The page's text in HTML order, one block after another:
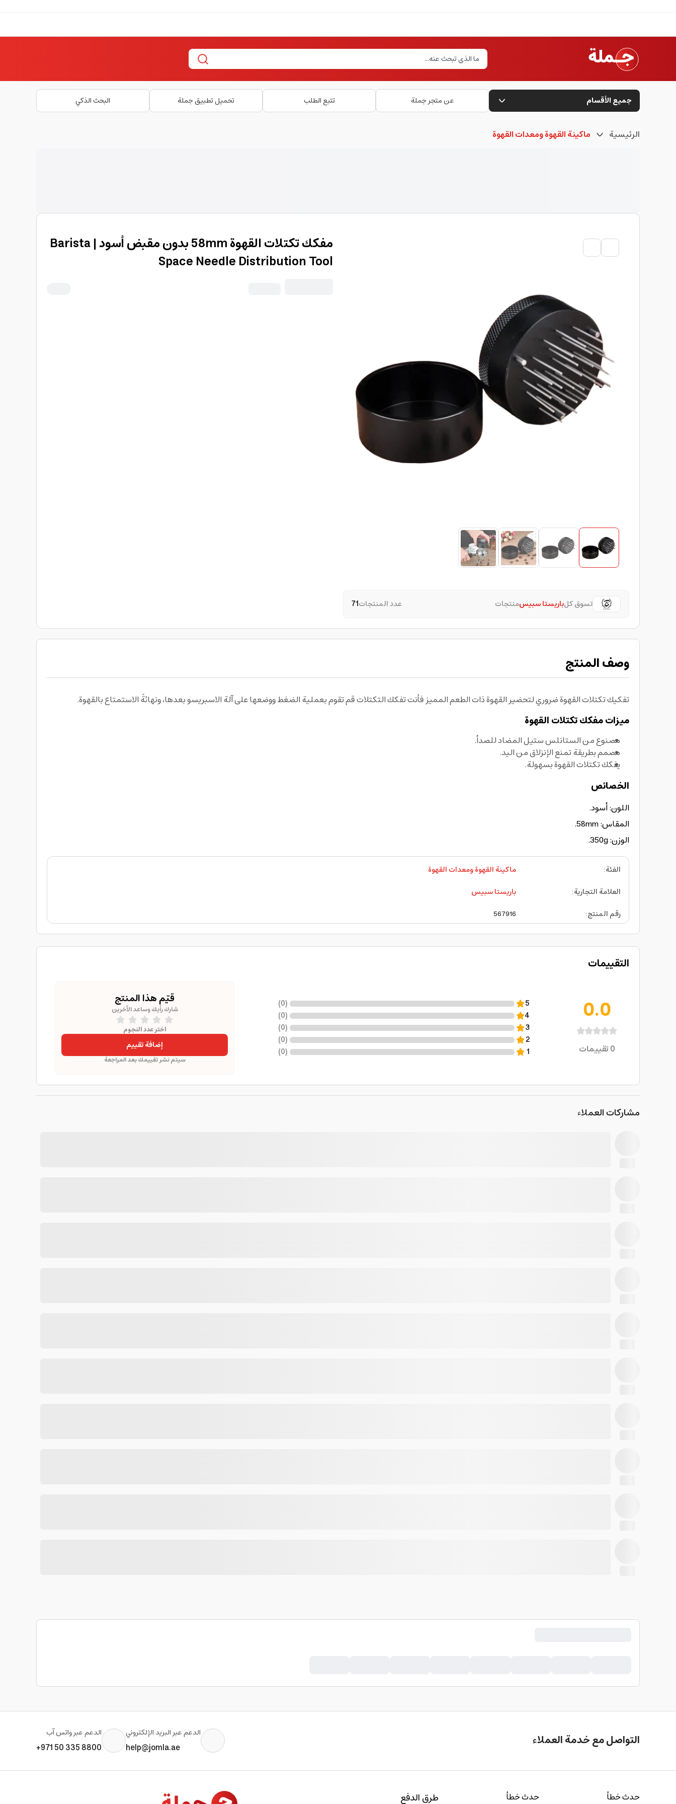
جميع الأقسام عن متجر جملة تتبع الطلب تحميل تطبيق جملة البحث الذكي
الرئيسية ماكينة القهوة ومعدات القهوة
تسوق كلباريستا سبيسمنتجات عدد المنتجات71
مفكك تكتلات القهوة 58mm بدون مقبض أسود | Barista
Space Needle Distribution Tool
وصف المنتج
تفكيك تكتلات القهوة ضروري لتحضير القهوة ذات الطعم المميز فأنت تفكك التكتلات قم تقوم بعملية الضغط ووضعها على آلة الاسبريسو بعدها، ونهائةً الاستمتاع بالقهوة.
ميزات مفكك تكتلات القهوة
مصنوع من الستانلس ستيل المضاد للصدأ.
مصمم بطريقة تمنع الإنزلاق من اليد.
يفكك تكتلات القهوة بسهولة.
الخصائص
اللون: أسود.
المقاس: 58mm.
الوزن: 350g.
الفئة:
ماكينة القهوة ومعدات القهوة
العلامة التجارية:
باريستا سبيس
رقم المنتج:
567916
التقييمات
0.0
0تقييمات
5
(
0
)
4
(
0
)
3
(
0
)
2
(
0
)
1
(
0
)
قيّم هذا المنتج
شارك رأيك وساعد الآخرين
اختر عدد النجوم
إضافة تقييم
سيتم نشر تقييمك بعد المراجعة
مشاركات العملاء
التواصل مع خدمة العملاء الدعم عبر البريد الإلكتروني
help@jomla.ae
الدعم عبر واتس آب
+971 50 335 8800
حدث خطأ حدث خطأ طرق الدفع